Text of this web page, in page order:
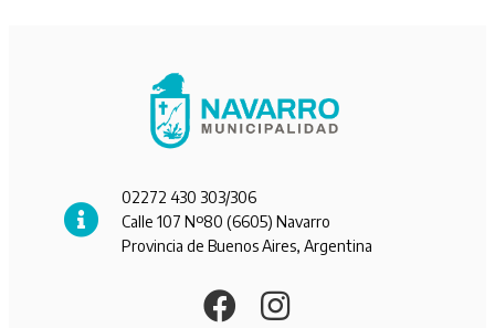
02272 430 303/306
Calle 107 Nº80 (6605) Navarro
Provincia de Buenos Aires, Argentina